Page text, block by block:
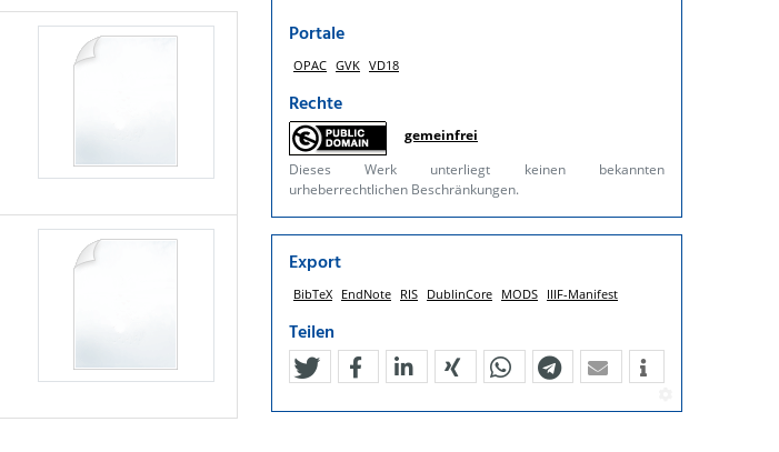
Portale
OPAC GVK VD18
Rechte
gemeinfrei
Dieses Werk unterliegt keinen bekannten
urheberrechtlichen Beschränkungen.
Export
BibTeX EndNote RIS DublinCore MODS IIIF-Manifest
Teilen